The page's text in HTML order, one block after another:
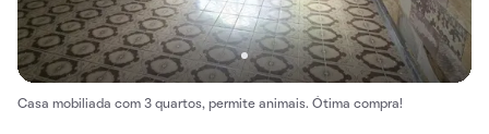
Casa mobiliada com 3 quartos, permite animais. Ótima compra!